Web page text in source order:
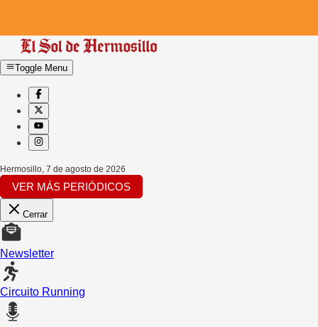
Toggle Menu
Hermosillo 7 de agosto de 2026
VER MÁS PERIÓDICOS
Cerrar
Newsletter
Circuito Running